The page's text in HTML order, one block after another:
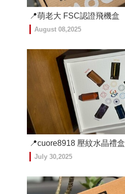
📍萌老大 FSC認證飛機盒
August 08,2025
📍cuore8918 壓紋水晶禮盒
July 30,2025